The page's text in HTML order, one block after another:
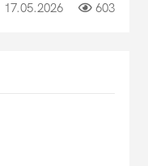
17.05.2026 603